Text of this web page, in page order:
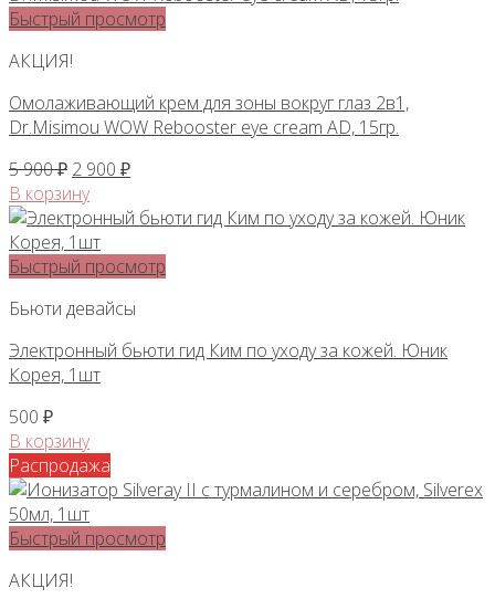
Быстрый просмотр
АКЦИЯ!
Омолаживающий крем для зоны вокруг глаз 2в1,
Dr.Misimou WOW Rebooster eye cream AD, 15гр.
5 900₽ Первоначальная
цена
составляла
5
900 ₽.
2 900 ₽Текущая
2
В корзину
Быстрый просмотр
Бьюти девайсы
Электронный бьюти гид Ким по уходу за кожей. Юник
Корея, 1шт
500 ₽
В корзину
Распродажа
Быстрый просмотр
АКЦИЯ!